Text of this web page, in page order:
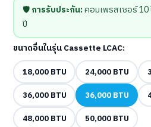
🛡️การรับประกัน:คอมเพรสเซอร์ 10
ปี
ขนาดอื่นในรุ่น Cassette LCAC:
18,000 BTU
24,000 BTU
36,000 BTU
36,000 BTU
48,000 BTU
50,000 BTU